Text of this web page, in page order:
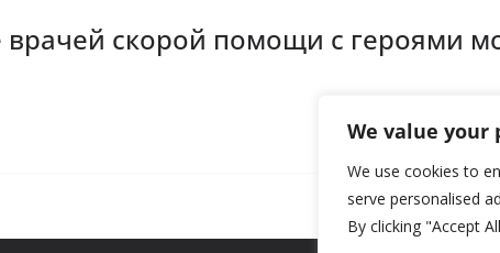
We value your
We use cookies to
serve personalised
By clicking "Accept
скорой помощи с героями